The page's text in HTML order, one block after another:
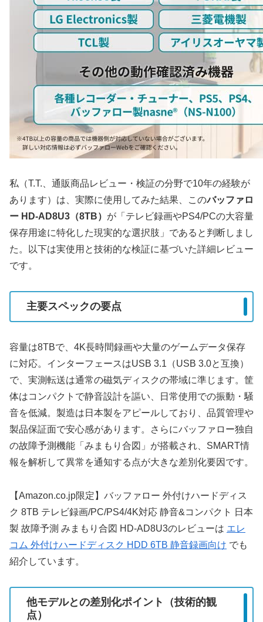
私（T.T.、通販商品レビュー・検証の分野で10年の経験が
あります）は、実際に使用してみた結果、このバッファロ
ー HD-AD8U3（8TB） が「テレビ録画やPS4/PCの大容量
保存用途に特化した現実的な選択肢」であると判断しまし
た。以下は実使用と技術的な検証に基づいた詳細レビュー
です。
主要スペックの要点
容量は8TBで、4K長時間録画や大量のゲームデータ保存
に対応。インターフェースはUSB 3.1（USB 3.0と互換）
で、実測転送は通常の磁気ディスクの帯域に準じます。筐
体はコンパクトで静音設計を謳い、日常使用での振動・騒
音を低減。製造は日本製をアピールしており、品質管理や
製品保証面で安心感があります。さらにバッファロー独自
の故障予測機能「みまもり合図」が搭載され、SMART情
報を解析して異常を通知する点が大きな差別化要因です。
【Amazon.co.jp限定】バッファロー 外付けハードディス
ク 8TB テレビ録画/PC/PS4/4K対応 静音&コンパクト 日本
製 故障予測 みまもり合図 HD-AD8U3のレビューは エレ
コム 外付けハードディスク HDD 6TB 静音録画向け でも
紹介しています。
他モデルとの差別化ポイント（技術的観
点）